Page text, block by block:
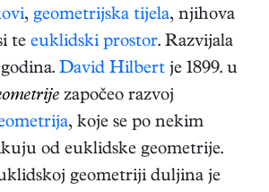
, geometrijska tijela, njihova
te euklidski prostor. Razvijala
David Hilbert je 1899. u
započeo razvoj
, koje se po nekim
od euklidske geometrije.
geometriji duljina je